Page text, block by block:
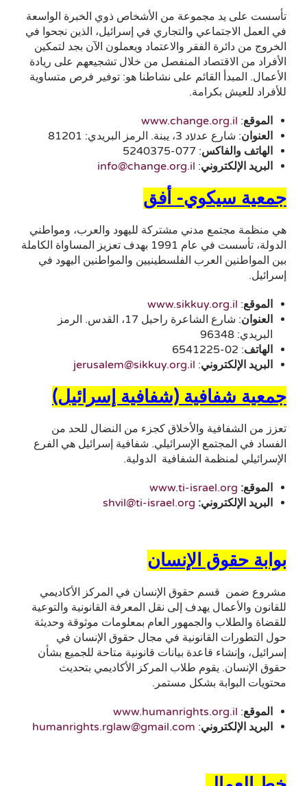
تأسست على يد مجموعة من الأشخاص ذوي الخبرة الواسعة
في العمل الاجتماعي والتجاري في إسرائيل، الذين نجحوا في
الخروج من دائرة الفقر والاعتماد ويعملون الآن بجد لتمكين
الأفراد من الاقتصاد المنفصل من خلال تشجيعهم على ريادة
الأعمال. المبدأ القائم على نشاطنا هو: توفير فرص متساوية
للأفراد للعيش بكرامة.
الموقع:
العنوان: شارع عدעد 3، يبنة. الرمز البريدي: 81201
الهاتف والفاكس: 077-5240375
البريد الإلكتروني:
info@change.org.il
جمعية سيكوي- أفق
هي منظمة مجتمع مدني مشتركة لليهود والعرب، ومواطني
الدولة، تأسست في عام 1991 بهدف تعزيز المساواة الكاملة
بين المواطنين العرب الفلسطينيين والمواطنين اليهود في
إسرائيل.
الموقع:
العنوان
: شارع الشاعرة راحيل 17، القدس. الرمز
البريدي: 96348
الهاتف: 02-6541225
البريد الإلكتروني:
jerusalem@sikkuy.org.il
جمعية شفافية (شفافية إسرائيل)
تعزز من الشفافية والأخلاق كجزء من النضال للحد من
الفساد في المجتمع الإسرائيلي. شفافية إسرائيل هي الفرع
الإسرائيلي لمنظمة الشفافية الدولية.
الموقع: www.ti-israel.org
البريد الإلكتروني: shvil@ti-israel.org
بوابة حقوق الإنسان
مشروع ضمن قسم حقوق الإنسان في المركز الأكاديمي
للقانون والأعمال يهدف إلى نقل المعرفة القانونية والتوعية
للقضاة والطلاب والجمهور العام بمعلومات موثوقة وحديثة
حول التطورات القانونية في مجال حقوق الإنسان في
إسرائيل، وإنشاء قاعدة بيانات قانونية متاحة للجميع بشأن
حقوق الإنسان. يقوم طلاب المركز الأكاديمي بتحديث
محتويات البوابة بشكل مستمر.
الموقع:
البريد الإلكتروني:
humanrights.rglaw@gmail.com